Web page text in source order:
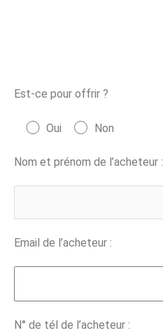
Est-ce pour offrir ?
Oui Non
Nom et prénom de l’acheteur :
Email de l’acheteur :
N° de tél de l’acheteur :